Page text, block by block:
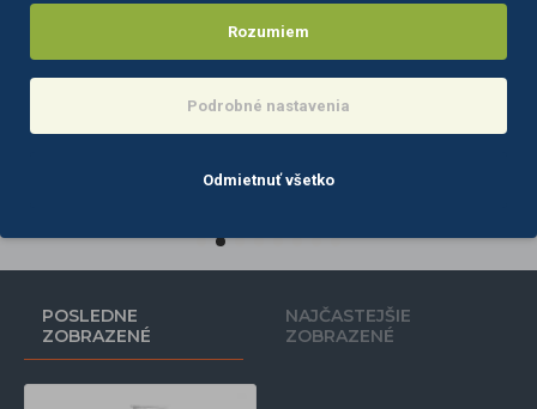
POSLEDNE
ZOBRAZENÉ
NAJČASTEJŠIE
ZOBRAZENÉ
Rozumiem
Podrobné nastavenia
Odmietnuť všetko